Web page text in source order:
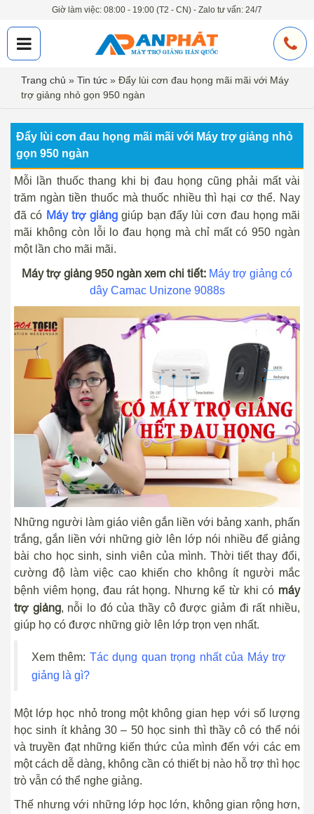
Giờ làm việc: 08:00 - 19:00 (T2 - CN) - Zalo tư vấn: 24/7
Trang chủ » Tin tức » Đẩy lùi cơn đau họng mãi mãi với Máy
trợ giảng nhỏ gọn 950 ngàn
Đẩy lùi cơn đau họng mãi mãi với Máy trợ giảng nhỏ
gọn 950 ngàn
Mỗi lần thuốc thang khi bị đau họng cũng phải mất vài
trăm ngàn tiền thuốc mà thuốc nhiều thì hại cơ thể. Nay
đã có Máy trợ giảng giúp bạn đẩy lùi cơn đau họng mãi
mãi không còn lỗi lo đau họng mà chỉ mất có 950 ngàn
một lần cho mãi mãi.
Máy trợ giảng 950 ngàn xem chi tiết: Máy trợ giảng có
dây Camac Unizone 9088s
Những người làm giáo viên gắn liền với bảng xanh, phấn
trắng, gắn liền với những giờ lên lớp nói nhiều để giảng
bài cho học sinh, sinh viên của mình. Thời tiết thay đổi,
cường độ làm việc cao khiến cho không ít người mắc
bệnh viêm họng, đau rát họng. Nhưng kể từ khi có máy
trợ giảng, nỗi lo đó của thầy cô được giảm đi rất nhiều,
giúp họ có được những giờ lên lớp trọn vẹn nhất.
Xem thêm: Tác dụng quan trọng nhất của Máy trợ
giảng là gì?
Một lớp học nhỏ trong một không gian hẹp với số lượng
học sinh ít khảng 30 – 50 học sinh thì thầy cô có thể nói
và truyền đạt những kiến thức của mình đến với các em
một cách dễ dàng, không cần có thiết bị nào hỗ trợ thì học
trò vẫn có thể nghe giảng.
Thế nhưng với những lớp học lớn, không gian rộng hơn,